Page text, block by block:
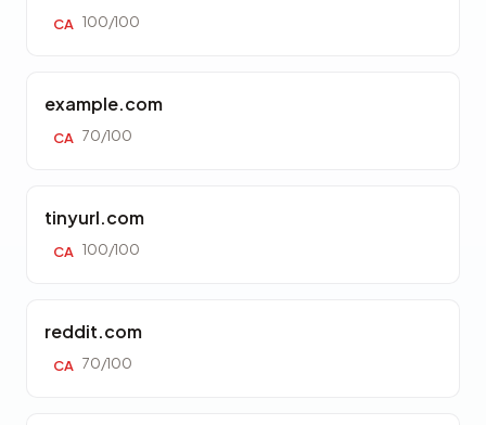
CA 100/100
example.com
CA 70/100
tinyurl.com
CA 100/100
reddit.com
CA 70/100